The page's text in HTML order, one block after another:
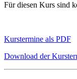
Für diesen Kurs sind
Kurstermine als PDF
Download der